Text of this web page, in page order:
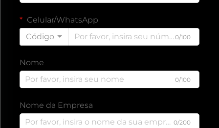
Celular/WhatsApp
Código
0/100
Nome
0/100
Nome da Empresa
0/200